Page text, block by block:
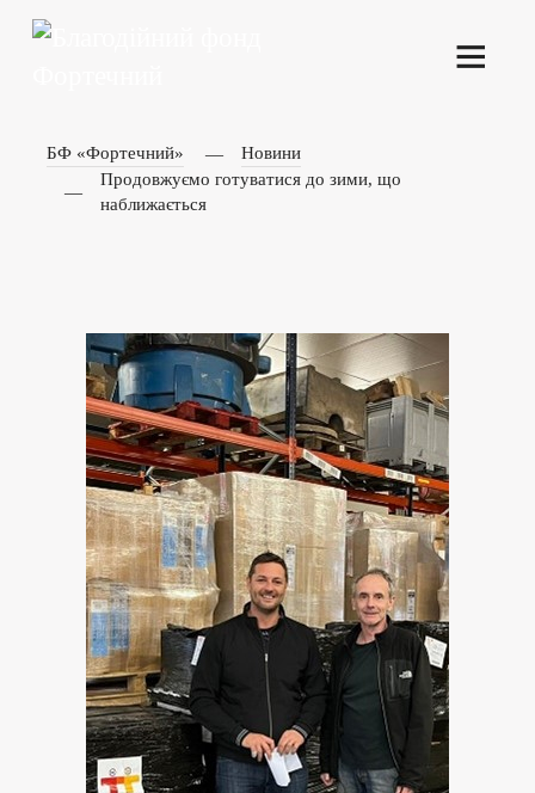
БФ «Фортечний»
Новини
Продовжуємо готуватися до зими, що
наближається